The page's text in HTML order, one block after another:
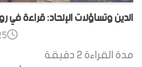
الدين وتساؤلات الإلحاد: قراءة في
مدة القراءة 2 دقيقة